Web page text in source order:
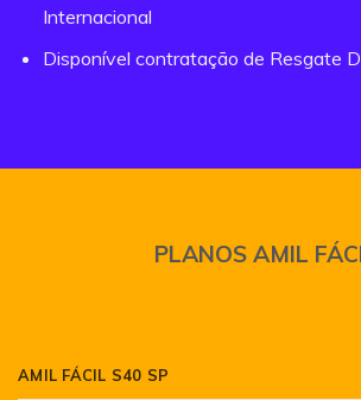
Internacional
Disponível contratação de Resgate
PLANOS AMIL
AMIL FÁCIL S40 SP